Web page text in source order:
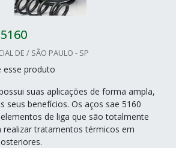
DE / SÃO PAULO - SP
esse produto
suas aplicações de forma ampla,
seus benefícios. Os aços sae 5160
de liga que são totalmente
realizar tratamentos térmicos em